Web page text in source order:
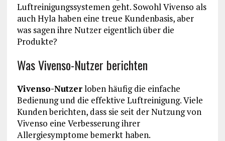
Luftreinigungssystemen geht. Sowohl Vivenso als
auch Hyla haben eine treue Kundenbasis, aber
was sagen ihre Nutzer eigentlich über die
Produkte?
Was Vivenso-Nutzer berichten
Vivenso-Nutzerloben häufig die einfache
Bedienung und die effektive Luftreinigung. Viele
Kunden berichten, dass sie seit der Nutzung von
Vivenso eine Verbesserung ihrer
Allergiesymptome bemerkt haben.